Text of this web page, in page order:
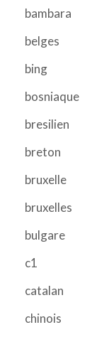
bambara
belges
bing
bosniaque
bresilien
breton
bruxelle
bruxelles
bulgare
c1
catalan
chinois